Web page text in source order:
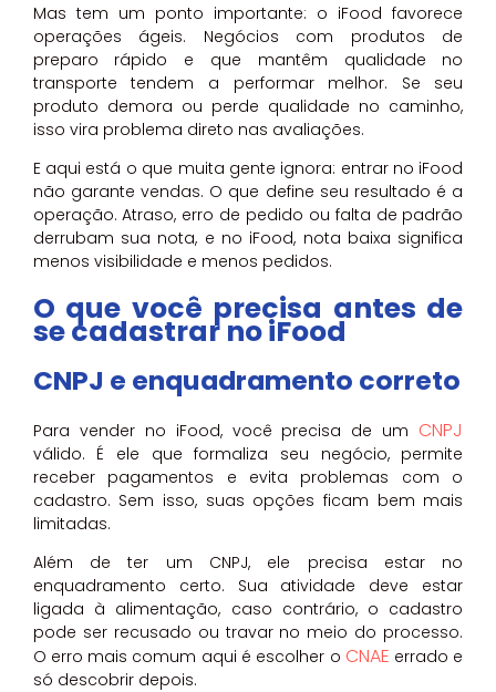
Mas tem um ponto importante: o iFood favorece
operações ágeis. Negócios com produtos de
preparo rápido e que mantêm qualidade no
transporte tendem a performar melhor. Se seu
produto demora ou perde qualidade no caminho,
isso vira problema direto nas avaliações.
E aqui está o que muita gente ignora: entrar no iFood
não garante vendas. O que define seu resultado é a
operação. Atraso, erro de pedido ou falta de padrão
derrubam sua nota, e no iFood, nota baixa significa
menos visibilidade e menos pedidos.
O que você precisa antes de
se cadastrar no iFood
CNPJ e enquadramento correto
Para vender no iFood, você precisa de um CNPJ
válido. É ele que formaliza seu negócio, permite
receber pagamentos e evita problemas com o
cadastro. Sem isso, suas opções ficam bem mais
limitadas.
Além de ter um CNPJ, ele precisa estar no
enquadramento certo. Sua atividade deve estar
ligada à alimentação, caso contrário, o cadastro
pode ser recusado ou travar no meio do processo.
O erro mais comum aqui é escolher o CNAE errado e
só descobrir depois.